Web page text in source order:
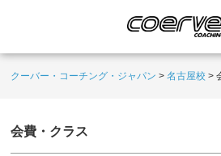
クーバー・コーチング・ジャパン >名古屋校 >
会費・クラス